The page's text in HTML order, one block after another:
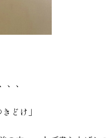
、
どけ」